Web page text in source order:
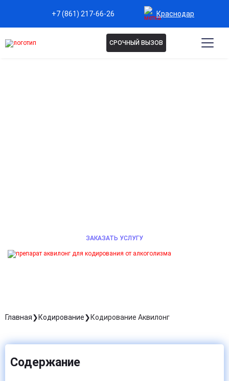
+7 (861) 217-66-26 Краснодар
СРОЧНЫЙ ВЫЗОВ
ЗАКАЗАТЬ УСЛУГУ
Главная Кодирование Кодирование Аквилонг
Содержание